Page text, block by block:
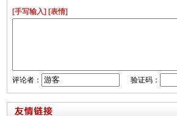
[手写输入] [表情]
评论者： 验证码：